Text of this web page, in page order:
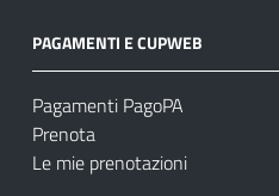
PAGAMENTI E CUPWEB
Pagamenti PagoPA
Prenota
Le mie prenotazioni